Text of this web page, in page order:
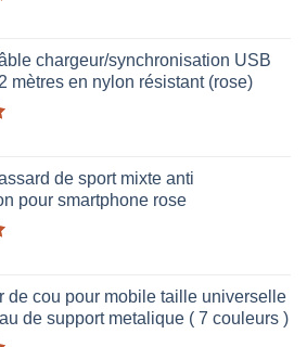
chargeur/synchronisation USB
mètres en nylon résistant (rose)
de sport mixte anti
pour smartphone rose
de cou pour mobile taille universelle
de support metalique ( 7 couleurs )